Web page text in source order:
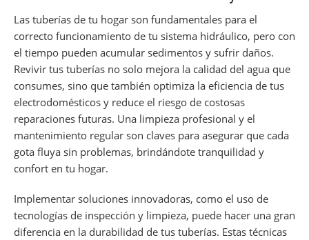
Las tuberías de tu hogar son fundamentales para el
correcto funcionamiento de tu sistema hidráulico, pero con
el tiempo pueden acumular sedimentos y sufrir daños.
Revivir tus tuberías no solo mejora la calidad del agua que
consumes, sino que también optimiza la eficiencia de tus
electrodomésticos y reduce el riesgo de costosas
reparaciones futuras. Una limpieza profesional y el
mantenimiento regular son claves para asegurar que cada
gota fluya sin problemas, brindándote tranquilidad y
confort en tu hogar.
Implementar soluciones innovadoras, como el uso de
tecnologías de inspección y limpieza, puede hacer una gran
diferencia en la durabilidad de tus tuberías. Estas técnicas